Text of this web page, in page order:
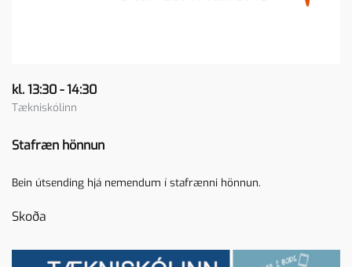
kl. 13:30 - 14:30
Tækniskólinn
Stafræn hönnun
Bein útsending hjá nemendum í stafrænni hönnun.
Skoða